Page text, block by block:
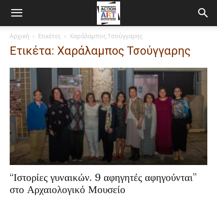
Αρχική Ετικέτες Χαράλαμπος Τσούγγαρης
Ετικέτα: Χαράλαμπος Τσούγγαρης
“Ιστορίες γυναικών. 9 αφηγητές αφηγούνται”
στο Αρχαιολογικό Μουσείο